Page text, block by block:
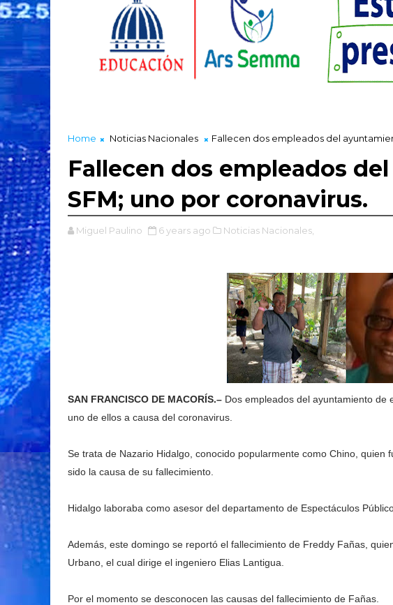
Home Noticias Nacionales Fallecen dos empleados del
Fallecen dos empleados
SFM; uno por coronavirus.
Miguel Paulino 6 years ago Noticias Nacionales,
SAN FRANCISCO DE MACORÍS.– Dos empleados del ayuntamiento de
uno de ellos a causa del coronavirus.
Se trata de Nazario Hidalgo, conocido popularmente como Chino, quien
sido la causa de su fallecimiento.
Hidalgo laboraba como asesor del departamento de Espectáculos
Además, este domingo se reportó el fallecimiento de Freddy Fañas,
Urbano, el cual dirige el ingeniero Elias Lantigua.
Por el momento se desconocen las causas del fallecimiento de Fañas.